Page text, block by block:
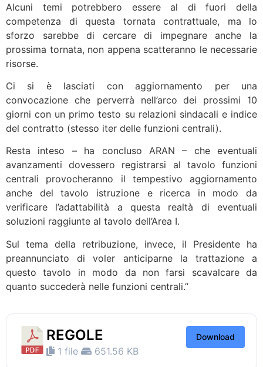
Alcuni temi potrebbero essere al di fuori della
competenza di questa tornata contrattuale, ma lo
sforzo sarebbe di cercare di impegnare anche la
prossima tornata, non appena scatteranno le necessarie
risorse.
Ci si è lasciati con aggiornamento per una
convocazione che perverrà nell’arco dei prossimi 10
giorni con un primo testo su relazioni sindacali e indice
del contratto (stesso iter delle funzioni centrali).
Resta inteso – ha concluso ARAN – che eventuali
avanzamenti dovessero registrarsi al tavolo funzioni
centrali provocheranno il tempestivo aggiornamento
anche del tavolo istruzione e ricerca in modo da
verificare l’adattabilità a questa realtà di eventuali
soluzioni raggiunte al tavolo dell’Area I.
Sul tema della retribuzione, invece, il Presidente ha
preannunciato di voler anticiparne la trattazione a
questo tavolo in modo da non farsi scavalcare da
quanto succederà nelle funzioni centrali.”
REGOLE
1 file 651.56 KB
Download